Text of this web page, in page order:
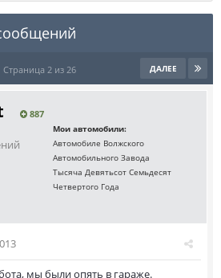
ДАЛЕЕ
Страница 2 из 26
887
Мои автомобили:
Автомобиле Волжского
Автомобильного Завода
Тысяча Девятьсот Семьдесят
Четвертого Года
мы были опять в гараже.